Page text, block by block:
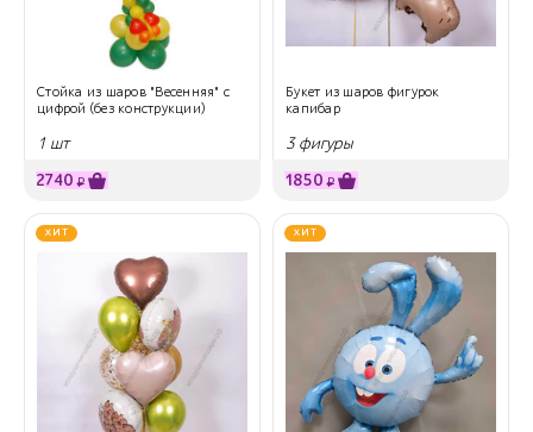
Стойка из шаров "Весенняя" с
цифрой (без конструкции)
1 шт
2740 ₽
Букет из шаров фигурок
капибар
3 фигуры
1850 ₽
ХИТ ХИТ